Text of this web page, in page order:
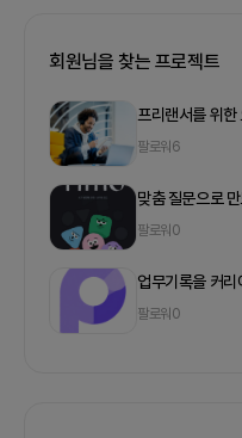
회원님을 찾는 프로젝트
프리랜서를 위한
팔로워 6
맞춤 질문으로
팔로워 0
업무기록을 커
팔로워 0